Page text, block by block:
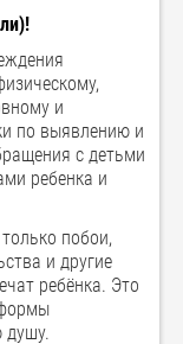
и
по выявлению и
с детьми
ребенка и
побои,
и другие
ребёнка. Это
душу.